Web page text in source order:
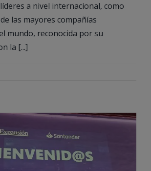
a nivel internacional, como
las mayores compañías
mundo, reconocida por su
la [...]